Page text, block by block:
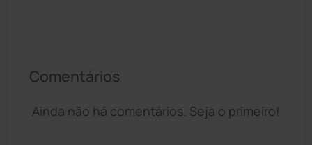
Comentários
Ainda não há comentários. Seja o primeiro!